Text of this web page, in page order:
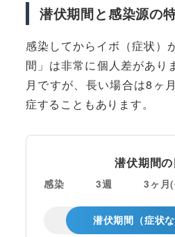
潜伏期間と感染源の
感染してからイボ（症状）
間」は非常に個人差があり
月ですが、長い場合は8ヶ
症することもあります。
潜伏期間
感染 3週 3ヶ月
潜伏期間（症状な